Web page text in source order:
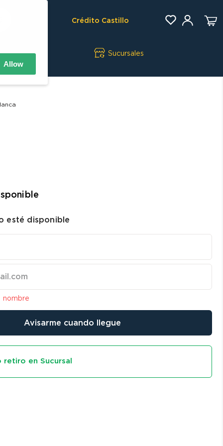
Crédito Castillo
Sucursales
esté disponible
nombre
Avisarme cuando llegue
retiro en Sucursal
Allow